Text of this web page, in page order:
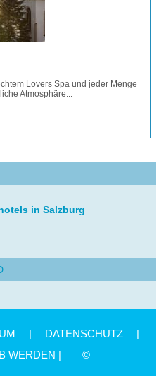
Lovers Spa und jeder Menge
Atmosphäre...
in Salzburg
| DATENSCHUTZ
|
WERDEN |
©